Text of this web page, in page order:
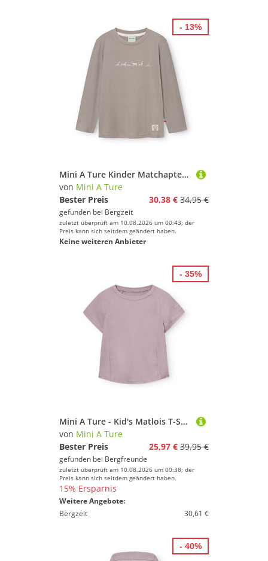
Mini A Ture Kinder Matchapter Longsleeve
von Mini A Ture
Bester Preis
30,38 € 34,95 €
gefunden bei Bergzeit
zuletzt überprüft am 10.08.2026 um 00:43; der
Preis kann sich seitdem geändert haben.
Keine weiteren Anbieter
- 13%
Mini A Ture - Kid's Matlois T-Shirt - Funktionsshirt Gr 134 - 9 Years lila
von Mini A Ture
Bester Preis
25,97 € 39,95 €
gefunden bei Bergfreunde
zuletzt überprüft am 10.08.2026 um 00:38; der
Preis kann sich seitdem geändert haben.
15% Ersparnis
Weitere Angebote:
Bergzeit
30,61 €
- 35%
- 40%